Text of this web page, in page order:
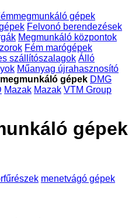
gépek
Felvonó berendezések
Megmunkáló központok
Fém marógépek
szállítószalagok Álló
Műanyag újrahasznosító
gépek DMG
Mazak Mazak VTM Group
gépek
menetvágó gépek